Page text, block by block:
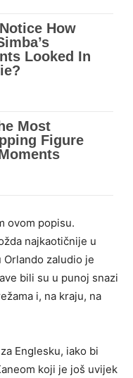
ovom popisu.
najkaotičnije u
zaludio je
bili su u punoj snazi
i, na kraju, na
Englesku, iako bi
koji je još uvijek